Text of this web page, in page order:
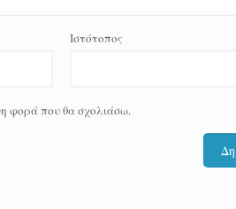
Ιστότοπος
φορά που θα σχολιάσω.